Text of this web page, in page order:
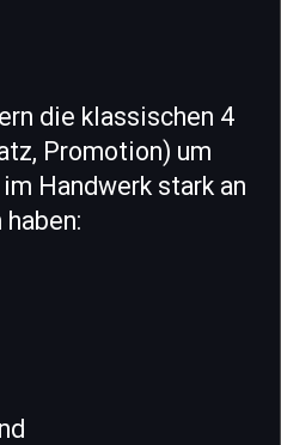
die klassischen 4
Promotion) um
Handwerk stark an